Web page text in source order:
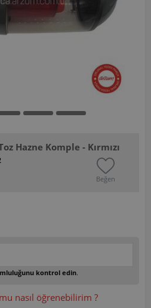
Hazne Komple - Kırmızı
Beğen
kontrol edin.
nasıl öğrenebilirim ?